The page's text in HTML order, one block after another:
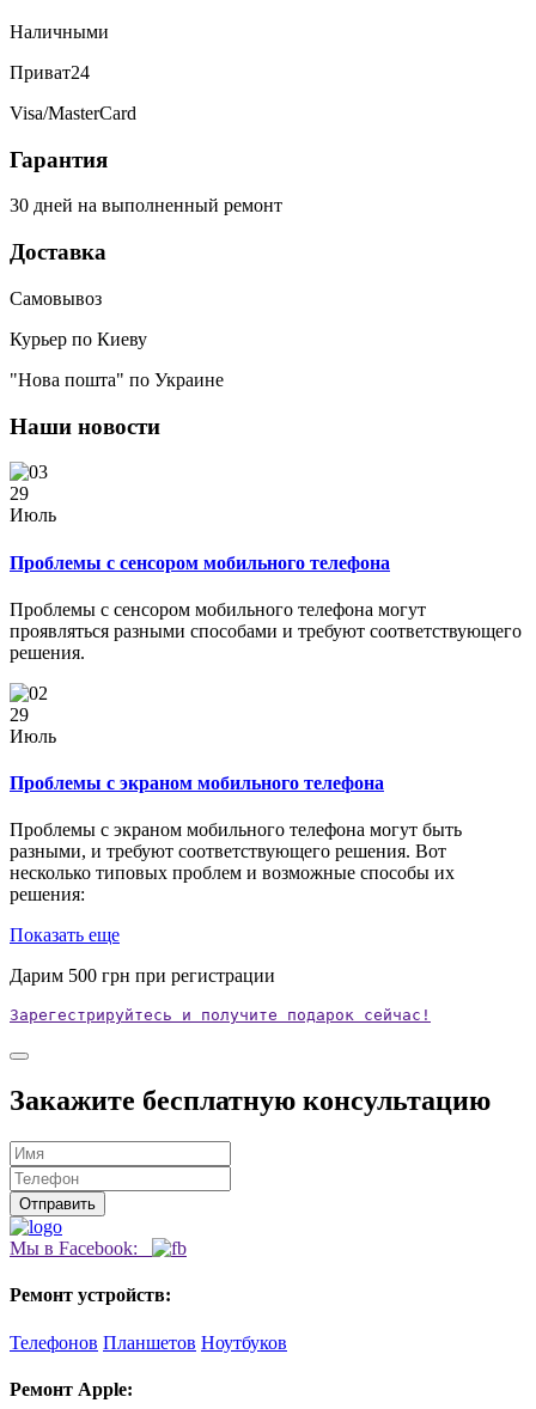
Наличными
Приват24
Visa/MasterCard
Гарантия
30 дней на выполненный ремонт
Доставка
Самовывоз
Курьер по Киеву
"Нова пошта" по Украине
Наши новости
29
Июль
Проблемы с сенсором мобильного телефона
Проблемы с сенсором мобильного телефона могут
проявляться разными способами и требуют соответствующего
решения.
29
Июль
Проблемы с экраном мобильного телефона
Проблемы с экраном мобильного телефона могут быть
разными, и требуют соответствующего решения. Вот
несколько типовых проблем и возможные способы их
решения:
Показать еще
Дарим 500 грн при регистрации
Зарегестрируйтесь и получите подарок сейчас!
Закажите бесплатную консультацию
Мы в Facebook:
Ремонт устройств:
Телефонов Планшетов Ноутбуков
Ремонт Apple: